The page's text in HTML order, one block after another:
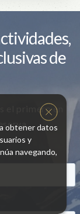
de
el primero en
obtener datos
y
navegando,